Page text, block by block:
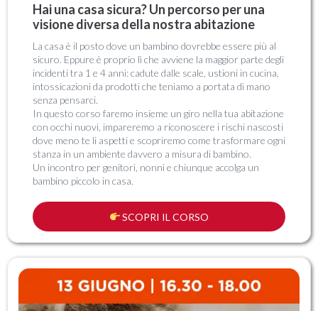
Hai una casa sicura? Un percorso per una
visione diversa della nostra abitazione
La casa è il posto dove un bambino dovrebbe essere più al
sicuro. Eppure è proprio lì che avviene la maggior parte degli
incidenti tra 1 e 4 anni: cadute dalle scale, ustioni in cucina,
intossicazioni da prodotti che teniamo a portata di mano
senza pensarci.
In questo corso faremo insieme un giro nella tua abitazione
con occhi nuovi, impareremo a riconoscere i rischi nascosti
dove meno te li aspetti e scopriremo come trasformare ogni
stanza in un ambiente davvero a misura di bambino.
Un incontro per genitori, nonni e chiunque accolga un
bambino piccolo in casa.
SCOPRI IL CORSO